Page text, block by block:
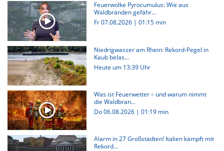
Feuerwolke Pyrocumulus: Wie aus
Waldbränden gefähr...
Fr 07.08.2026 |01:15 min
Niedrigwasser am Rhein: Rekord-Pegel in
Kaub belas...
Heute um 13:39 Uhr
Was ist Feuerwetter – und warum nimmt
die Waldbran...
Do 06.08.2026 |01:19 min
Alarm in 27 Großstädten! Italien kämpft mit
Rekord...